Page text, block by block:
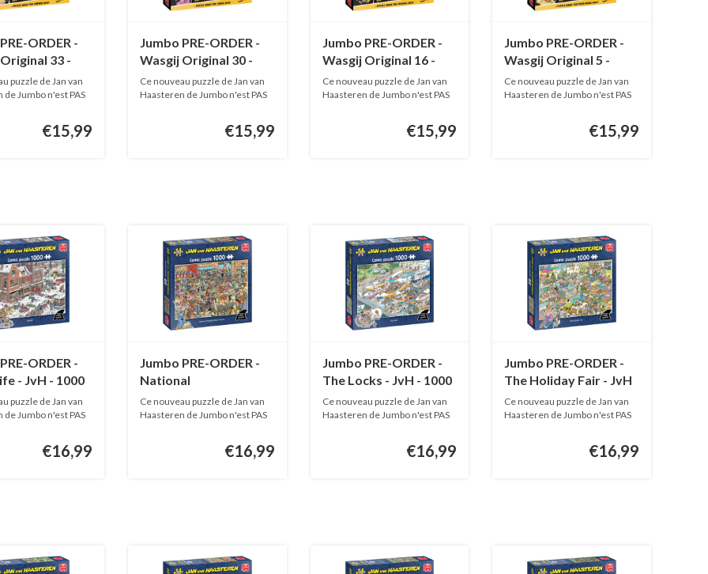
ORDER -
33 -
the Canal! -
puzzle de Jan van
Jumbo n'est PAS
€15,99
Jumbo PRE-ORDER -
Wasgij Original 30 -
Strictly can't Dance! -
1000 pièces
Ce nouveau puzzle de Jan van
Haasteren de Jumbo n'est PAS
€15,99
Jumbo PRE-ORDER -
Wasgij Original 16 -
Catch of the Day! -
1000 pièces
Ce nouveau puzzle de Jan van
Haasteren de Jumbo n'est PAS
€15,99
Jumbo PRE-ORDER -
Wasgij Original 5 -
Late Booking! - 1000
pièces
Ce nouveau puzzle de Jan van
Haasteren de Jumbo n'est PAS
€15,99
ORDER -
- JvH - 1000
puzzle de Jan van
Jumbo n'est PAS
€16,99
Jumbo PRE-ORDER -
National
Championships
Puzzling - JvH - 1000
Ce nouveau puzzle de Jan van
Haasteren de Jumbo n'est PAS
€16,99
Jumbo PRE-ORDER -
The Locks - JvH - 1000
pièces
Ce nouveau puzzle de Jan van
Haasteren de Jumbo n'est PAS
€16,99
Jumbo PRE-ORDER -
The Holiday Fair - JvH
- 1000 pièces
Ce nouveau puzzle de Jan van
Haasteren de Jumbo n'est PAS
€16,99